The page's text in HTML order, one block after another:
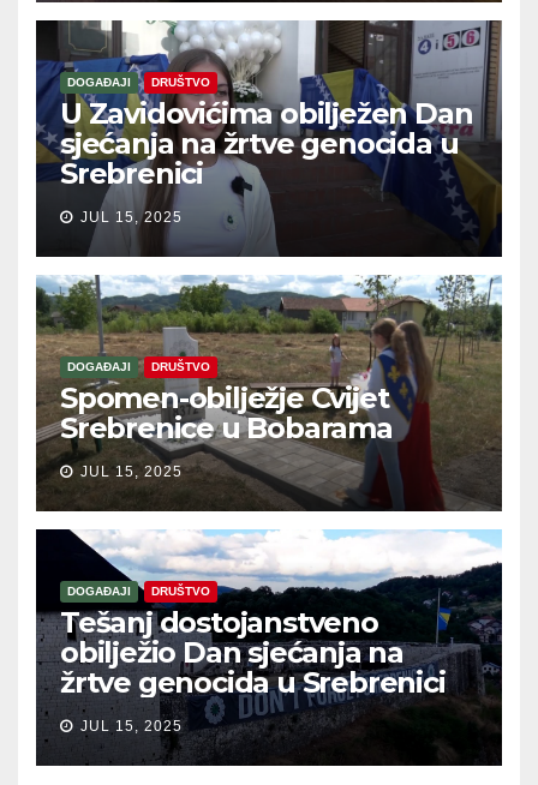
DOGAĐAJI DRUŠTVO
U Zavidovićima obilježen Dan
sjećanja na žrtve genocida u
Srebrenici
JUL 15, 2025
DOGAĐAJI DRUŠTVO
Spomen-obilježje Cvijet
Srebrenice u Bobarama
JUL 15, 2025
DOGAĐAJI DRUŠTVO
Tešanj dostojanstveno
obilježio Dan sjećanja na
žrtve genocida u Srebrenici
JUL 15, 2025